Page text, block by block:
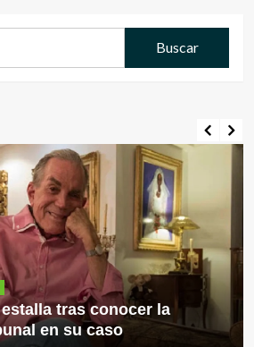
tras conocer la
en su caso